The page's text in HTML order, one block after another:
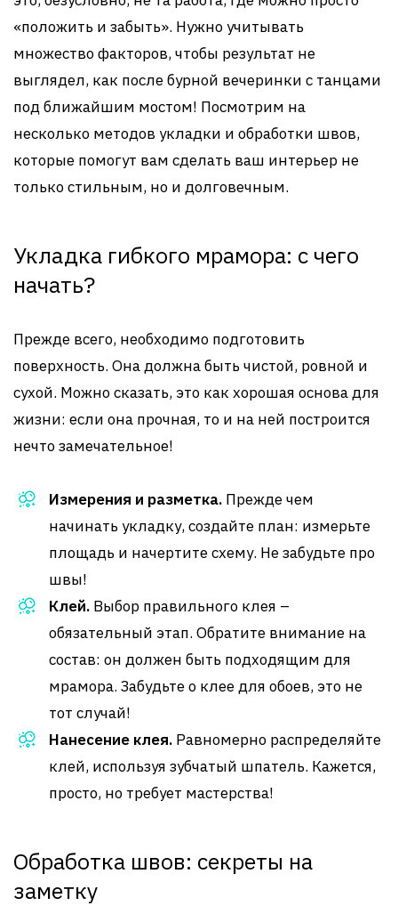
«положить и забыть». Нужно учитывать
множество факторов, чтобы результат не
выглядел, как после бурной вечеринки с танцами
под ближайшим мостом! Посмотрим на
несколько методов укладки и обработки швов,
которые помогут вам сделать ваш интерьер не
только стильным, но и долговечным.
Укладка гибкого мрамора: с чего
начать?
Прежде всего, необходимо подготовить
поверхность. Она должна быть чистой, ровной и
сухой. Можно сказать, это как хорошая основа для
жизни: если она прочная, то и на ней построится
нечто замечательное!
Измерения и разметка. Прежде чем
начинать укладку, создайте план: измерьте
площадь и начертите схему. Не забудьте про
швы!
Клей. Выбор правильного клея –
обязательный этап. Обратите внимание на
состав: он должен быть подходящим для
мрамора. Забудьте о клее для обоев, это не
тот случай!
Нанесение клея. Равномерно распределяйте
клей, используя зубчатый шпатель. Кажется,
просто, но требует мастерства!
Обработка швов: секреты на
заметку